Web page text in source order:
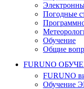
Погодные
Обучение
Общие
FURUNO
FURUNO
Обучение